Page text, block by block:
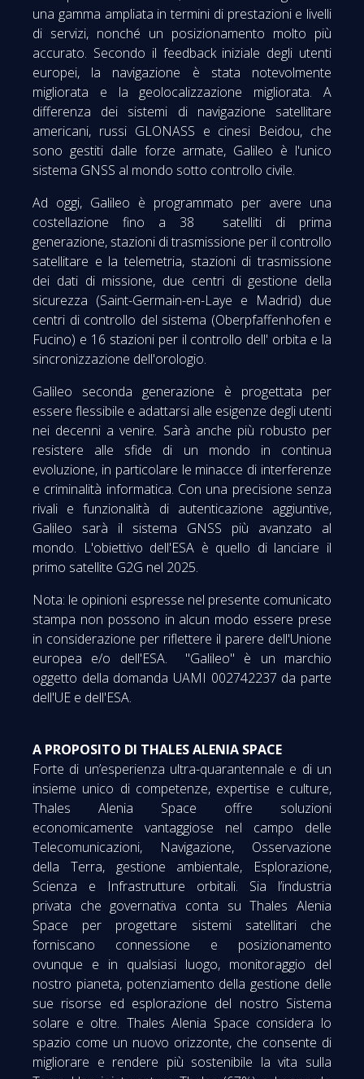
una gamma ampliata in termini di prestazioni e livelli
di servizi, nonché un posizionamento molto più
accurato. Secondo il feedback iniziale degli utenti
europei, la navigazione è stata notevolmente
migliorata e la geolocalizzazione migliorata. A
differenza dei sistemi di navigazione satellitare
americani, russi GLONASS e cinesi Beidou, che
sono gestiti dalle forze armate, Galileo è l'unico
sistema GNSS al mondo sotto controllo civile.
Ad oggi, Galileo è programmato per avere una
costellazione fino a 38 satelliti di prima
generazione, stazioni di trasmissione per il controllo
satellitare e la telemetria, stazioni di trasmissione
dei dati di missione, due centri di gestione della
sicurezza (Saint-Germain-en-Laye e Madrid) due
centri di controllo del sistema (Oberpfaffenhofen e
Fucino) e 16 stazioni per il controllo dell' orbita e la
sincronizzazione dell'orologio.
Galileo seconda generazione è progettata per
essere flessibile e adattarsi alle esigenze degli utenti
nei decenni a venire. Sarà anche più robusto per
resistere alle sfide di un mondo in continua
evoluzione, in particolare le minacce di interferenze
e criminalità informatica. Con una precisione senza
rivali e funzionalità di autenticazione aggiuntive,
Galileo sarà il sistema GNSS più avanzato al
mondo. L'obiettivo dell'ESA è quello di lanciare il
primo satellite G2G nel 2025.
Nota: le opinioni espresse nel presente comunicato
stampa non possono in alcun modo essere prese
in considerazione per riflettere il parere dell'Unione
europea e/o dell'ESA. "Galileo" è un marchio
oggetto della domanda UAMI 002742237 da parte
dell'UE e dell'ESA.
A PROPOSITO DI THALES ALENIA SPACE
Forte di un’esperienza ultra-quarantennale e di un
insieme unico di competenze, expertise e culture,
Thales Alenia Space offre soluzioni
economicamente vantaggiose nel campo delle
Telecomunicazioni, Navigazione, Osservazione
della Terra, gestione ambientale, Esplorazione,
Scienza e Infrastrutture orbitali. Sia l’industria
privata che governativa conta su Thales Alenia
Space per progettare sistemi satellitari che
forniscano connessione e posizionamento
ovunque e in qualsiasi luogo, monitoraggio del
nostro pianeta, potenziamento della gestione delle
sue risorse ed esplorazione del nostro Sistema
solare e oltre. Thales Alenia Space considera lo
spazio come un nuovo orizzonte, che consente di
migliorare e rendere più sostenibile la vita sulla